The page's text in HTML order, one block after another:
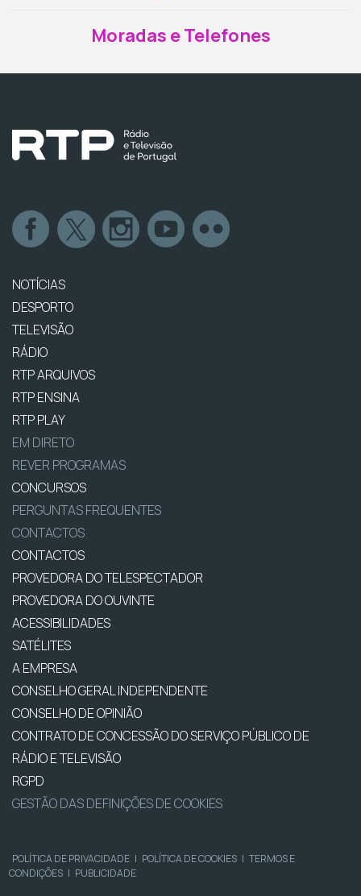
Moradas e Telefones
NOTÍCIAS
DESPORTO
TELEVISÃO
RÁDIO
RTP ARQUIVOS
RTP ENSINA
RTP PLAY
EM DIRETO
REVER PROGRAMAS
CONCURSOS
PERGUNTAS FREQUENTES
CONTACTOS
CONTACTOS
PROVEDORA DO TELESPECTADOR
PROVEDORA DO OUVINTE
ACESSIBILIDADES
SATÉLITES
A EMPRESA
CONSELHO GERAL INDEPENDENTE
CONSELHO DE OPINIÃO
CONTRATO DE CONCESSÃO DO SERVIÇO PÚBLICO DE
RÁDIO E TELEVISÃO
RGPD
GESTÃO DAS DEFINIÇÕES DE COOKIES
POLÍTICA DE PRIVACIDADE | POLÍTICA DE COOKIES | TERMOS E
CONDIÇÕES | PUBLICIDADE